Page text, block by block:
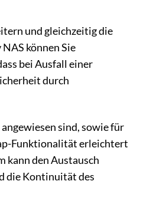
und gleichzeitig die
können Sie
bei Ausfall einer
durch
sind, sowie für
Funktionalität erleichtert
kann den Austausch
die Kontinuität des